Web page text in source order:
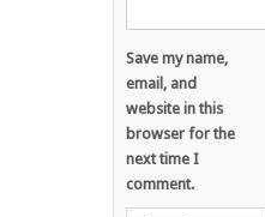
Save my name,
email, and
website in this
browser for the
next time I
comment.